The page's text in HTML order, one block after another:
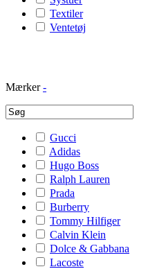
Textiler
Ventetøj
Mærker -
Gucci
Adidas
Hugo Boss
Ralph Lauren
Prada
Burberry
Tommy Hilfiger
Calvin Klein
Dolce & Gabbana
Lacoste